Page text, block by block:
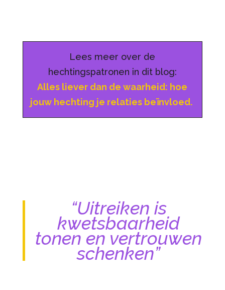
Lees meer over de
hechtingspatronen in dit blog:
Alles liever dan de waarheid: hoe
jouw hechting je relaties beïnvloed.
“Uitreiken is
kwetsbaarheid
tonen en vertrouwen
schenken”